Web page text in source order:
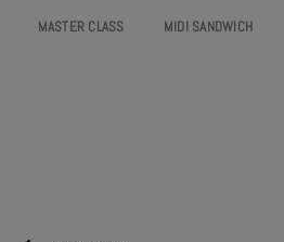
MASTER CLASS
MIDI SANDWICH